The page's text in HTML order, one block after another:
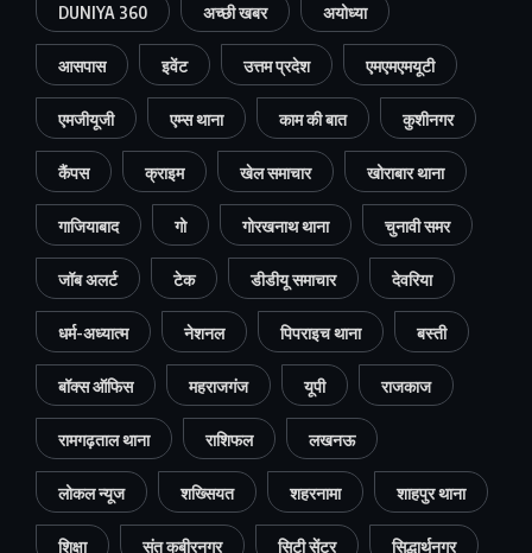
DUNIYA 360 अच्छी खबर अयोध्या
आसपास इवेंट उत्तम प्रदेश एमएमएमयूटी
एमजीयूजी एम्स थाना काम की बात कुशीनगर
कैंपस क्राइम खेल समाचार खोराबार थाना
गाजियाबाद गो गोरखनाथ थाना चुनावी समर
जॉब अलर्ट टेक डीडीयू समाचार देवरिया
धर्म-अध्यात्म नेशनल पिपराइच थाना बस्ती
बॉक्स ऑफिस महराजगंज यूपी राजकाज
रामगढ़ताल थाना राशिफल लखनऊ
लोकल न्यूज शख्सियत शहरनामा शाहपुर थाना
शिक्षा संत कबीरनगर सिटी सेंटर सिद्धार्थनगर